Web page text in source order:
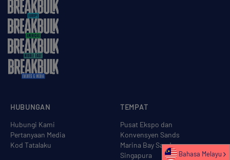
TEMPAT
Pusat Ekspo dan
Konvensyen Sands
Marina Bay Sands
Singapura
HUBUNGAN
Hubungi Kami
Pertanyaan Media
Kod Tatalaku
Bahasa Melayu